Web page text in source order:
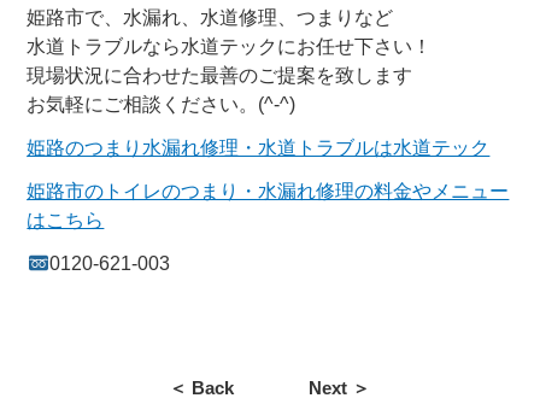
姫路市で、水漏れ、水道修理、つまりなど
水道トラブルなら水道テックにお任せ下さい！
現場状況に合わせた最善のご提案を致します
お気軽にご相談ください。(^-^)
姫路のつまり水漏れ修理・水道トラブルは水道テック
姫路市のトイレのつまり・水漏れ修理の料金やメニュー
はこちら
0120-621-003
＜ Back Next ＞